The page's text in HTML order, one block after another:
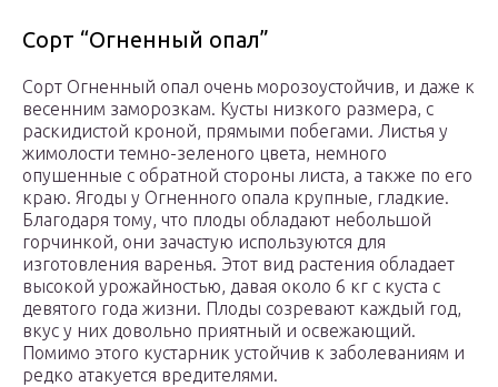
Сорт “Огненный опал”
Сорт Огненный опал очень морозоустойчив, и даже к
весенним заморозкам. Кусты низкого размера, с
раскидистой кроной, прямыми побегами. Листья у
жимолости темно-зеленого цвета, немного
опушенные с обратной стороны листа, а также по его
краю. Ягоды у Огненного опала крупные, гладкие.
Благодаря тому, что плоды обладают небольшой
горчинкой, они зачастую используются для
изготовления варенья. Этот вид растения обладает
высокой урожайностью, давая около 6 кг с куста с
девятого года жизни. Плоды созревают каждый год,
вкус у них довольно приятный и освежающий.
Помимо этого кустарник устойчив к заболеваниям и
редко атакуется вредителями.